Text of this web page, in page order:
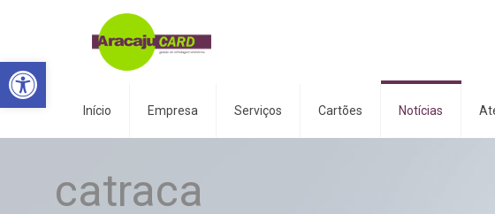
Abrir a barra de ferramentas
Início Empresa Serviços Cartões Notícias
catraca